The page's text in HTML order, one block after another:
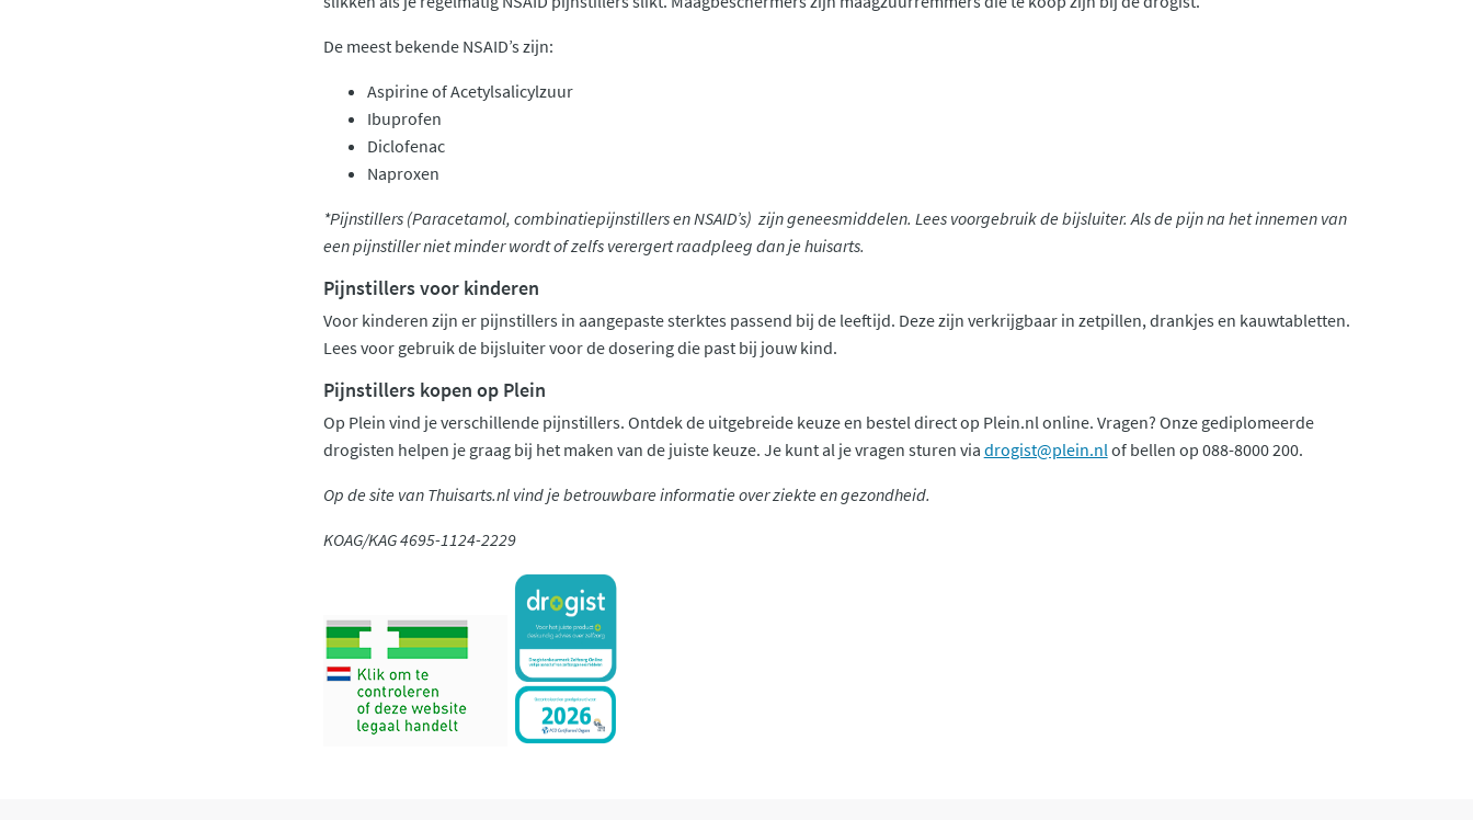
De meest bekende NSAID’s zijn:
Aspirine of Acetylsalicylzuur
Ibuprofen
Diclofenac
Naproxen
*Pijnstillers (Paracetamol, combinatiepijnstillers en NSAID’s) zijn geneesmiddelen. Lees voorgebruik de bijsluiter. Als de pijn na het innemen van
een pijnstiller niet minder wordt of zelfs verergert raadpleeg dan je huisarts.
Pijnstillers voor kinderen
Voor kinderen zijn er pijnstillers in aangepaste sterktes passend bij de leeftijd. Deze zijn verkrijgbaar in zetpillen, drankjes en kauwtabletten.
Lees voor gebruik de bijsluiter voor de dosering die past bij jouw kind.
Pijnstillers kopen op Plein
Op Plein vind je verschillende pijnstillers. Ontdek de uitgebreide keuze en bestel direct op Plein.nl online. Vragen? Onze gediplomeerde
drogisten helpen je graag bij het maken van de juiste keuze. Je kunt al je vragen sturen via drogist@plein.nl of bellen op 088-8000 200.
Op de site van Thuisarts.nl vind je betrouwbare informatie over ziekte en gezondheid.
KOAG/KAG 4695-1124-2229